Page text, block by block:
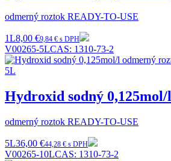
odmerný roztok READY-TO-USE
1L8,00 €9,84 € s DPH
V00265-5LCAS: 1310-73-2
Hydroxid sodný 0,125mol/l
odmerný roztok READY-TO-USE
5L36,00 €44,28 € s DPH
V00265-10LCAS: 1310-73-2